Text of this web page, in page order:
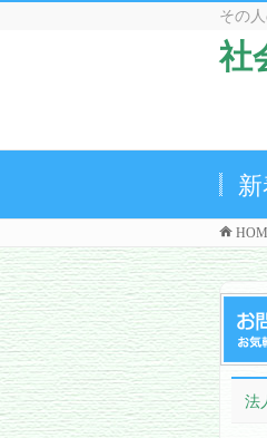
その
社
法